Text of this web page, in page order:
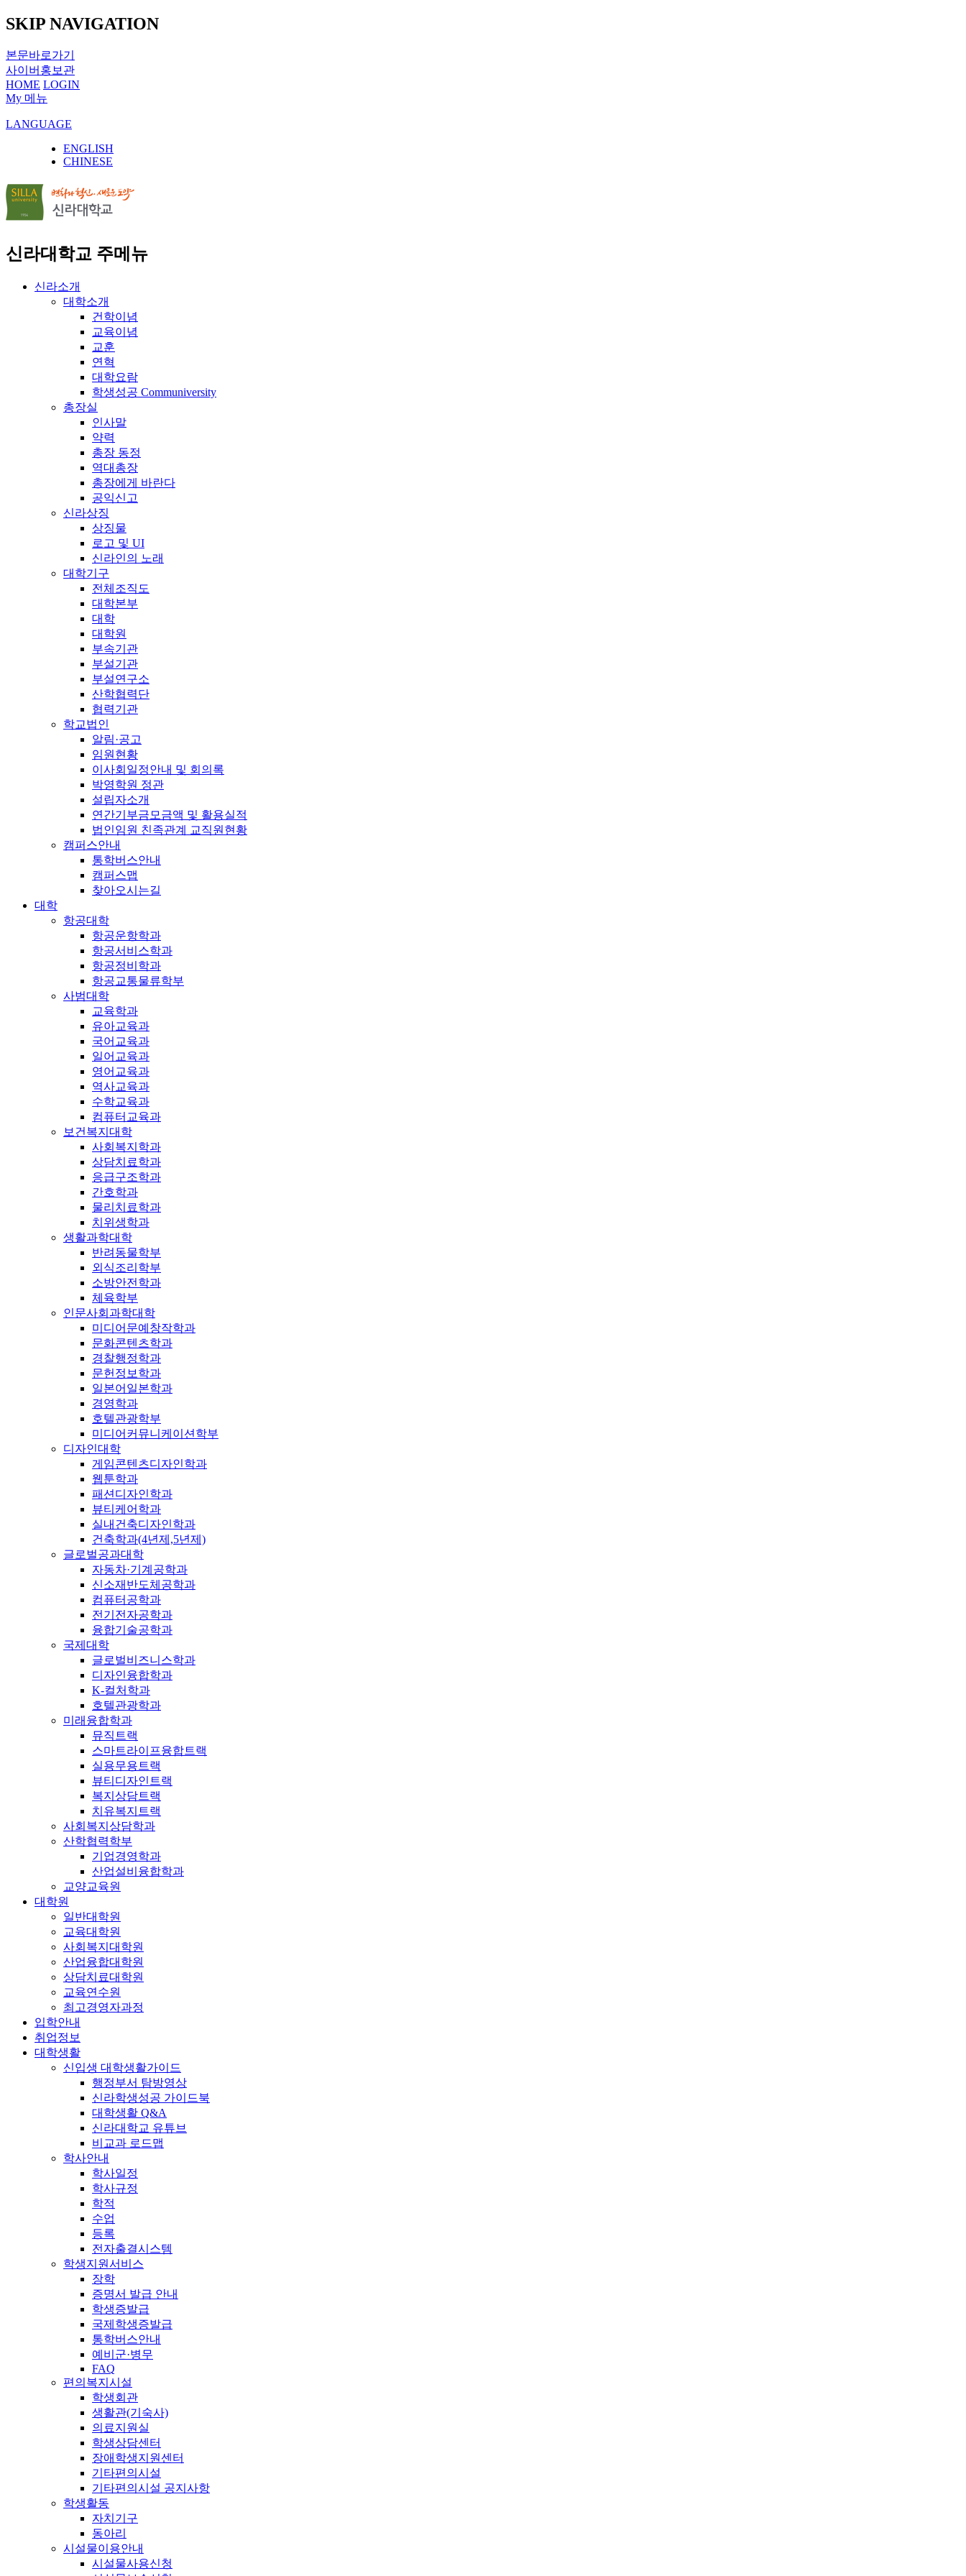
SKIP NAVIGATION
본문바로가기
사이버홍보관
HOME LOGIN
My 메뉴
LANGUAGE
ENGLISH
CHINESE
신라대학교 주메뉴
신라소개
대학소개
건학이념
교육이념
교훈
연혁
대학요람
학생성공 Communiversity
총장실
인사말
약력
총장 동정
역대총장
총장에게 바란다
공익신고
신라상징
상징물
로고 및 UI
신라인의 노래
대학기구
전체조직도
대학본부
대학
대학원
부속기관
부설기관
부설연구소
산학협력단
협력기관
학교법인
알림·공고
임원현황
이사회일정안내 및 회의록
박영학원 정관
설립자소개
연간기부금모금액 및 활용실적
법인임원 친족관계 교직원현황
캠퍼스안내
통학버스안내
캠퍼스맵
찾아오시는길
대학
항공대학
항공운항학과
항공서비스학과
항공정비학과
항공교통물류학부
사범대학
교육학과
유아교육과
국어교육과
일어교육과
영어교육과
역사교육과
수학교육과
컴퓨터교육과
보건복지대학
사회복지학과
상담치료학과
응급구조학과
간호학과
물리치료학과
치위생학과
생활과학대학
반려동물학부
외식조리학부
소방안전학과
체육학부
인문사회과학대학
미디어문예창작학과
문화콘텐츠학과
경찰행정학과
문헌정보학과
일본어일본학과
경영학과
호텔관광학부
미디어커뮤니케이션학부
디자인대학
게임콘텐츠디자인학과
웹툰학과
패션디자인학과
뷰티케어학과
실내건축디자인학과
건축학과(4년제,5년제)
글로벌공과대학
자동차·기계공학과
신소재반도체공학과
컴퓨터공학과
전기전자공학과
융합기술공학과
국제대학
글로벌비즈니스학과
디자인융합학과
K-컬처학과
호텔관광학과
미래융합학과
뮤직트랙
스마트라이프융합트랙
실용무용트랙
뷰티디자인트랙
복지상담트랙
치유복지트랙
사회복지상담학과
산학협력학부
기업경영학과
산업설비융합학과
교양교육원
대학원
일반대학원
교육대학원
사회복지대학원
산업융합대학원
상담치료대학원
교육연수원
최고경영자과정
입학안내
취업정보
대학생활
신입생 대학생활가이드
행정부서 탐방영상
신라학생성공 가이드북
대학생활 Q&A
신라대학교 유튜브
비교과 로드맵
학사안내
학사일정
학사규정
학적
수업
등록
전자출결시스템
학생지원서비스
장학
증명서 발급 안내
학생증발급
국제학생증발급
통학버스안내
예비군·병무
FAQ
편의복지시설
학생회관
생활관(기숙사)
의료지원실
학생상담센터
장애학생지원센터
기타편의시설
기타편의시설 공지사항
학생활동
자치기구
동아리
시설물이용안내
시설물사용신청